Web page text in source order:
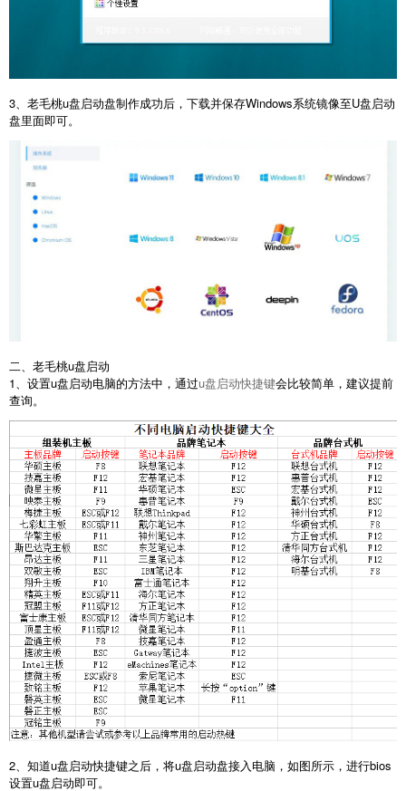
3、老毛桃u盘启动盘制作成功后，下载并保存Windows系统镜像至U盘启动
盘里面即可。
二、老毛桃u盘启动
1、设置u盘启动电脑的方法中，通过u盘启动快捷键会比较简单，建议提前
查询。
2、知道u盘启动快捷键之后，将u盘启动盘接入电脑，如图所示，进行bios
设置u盘启动即可。